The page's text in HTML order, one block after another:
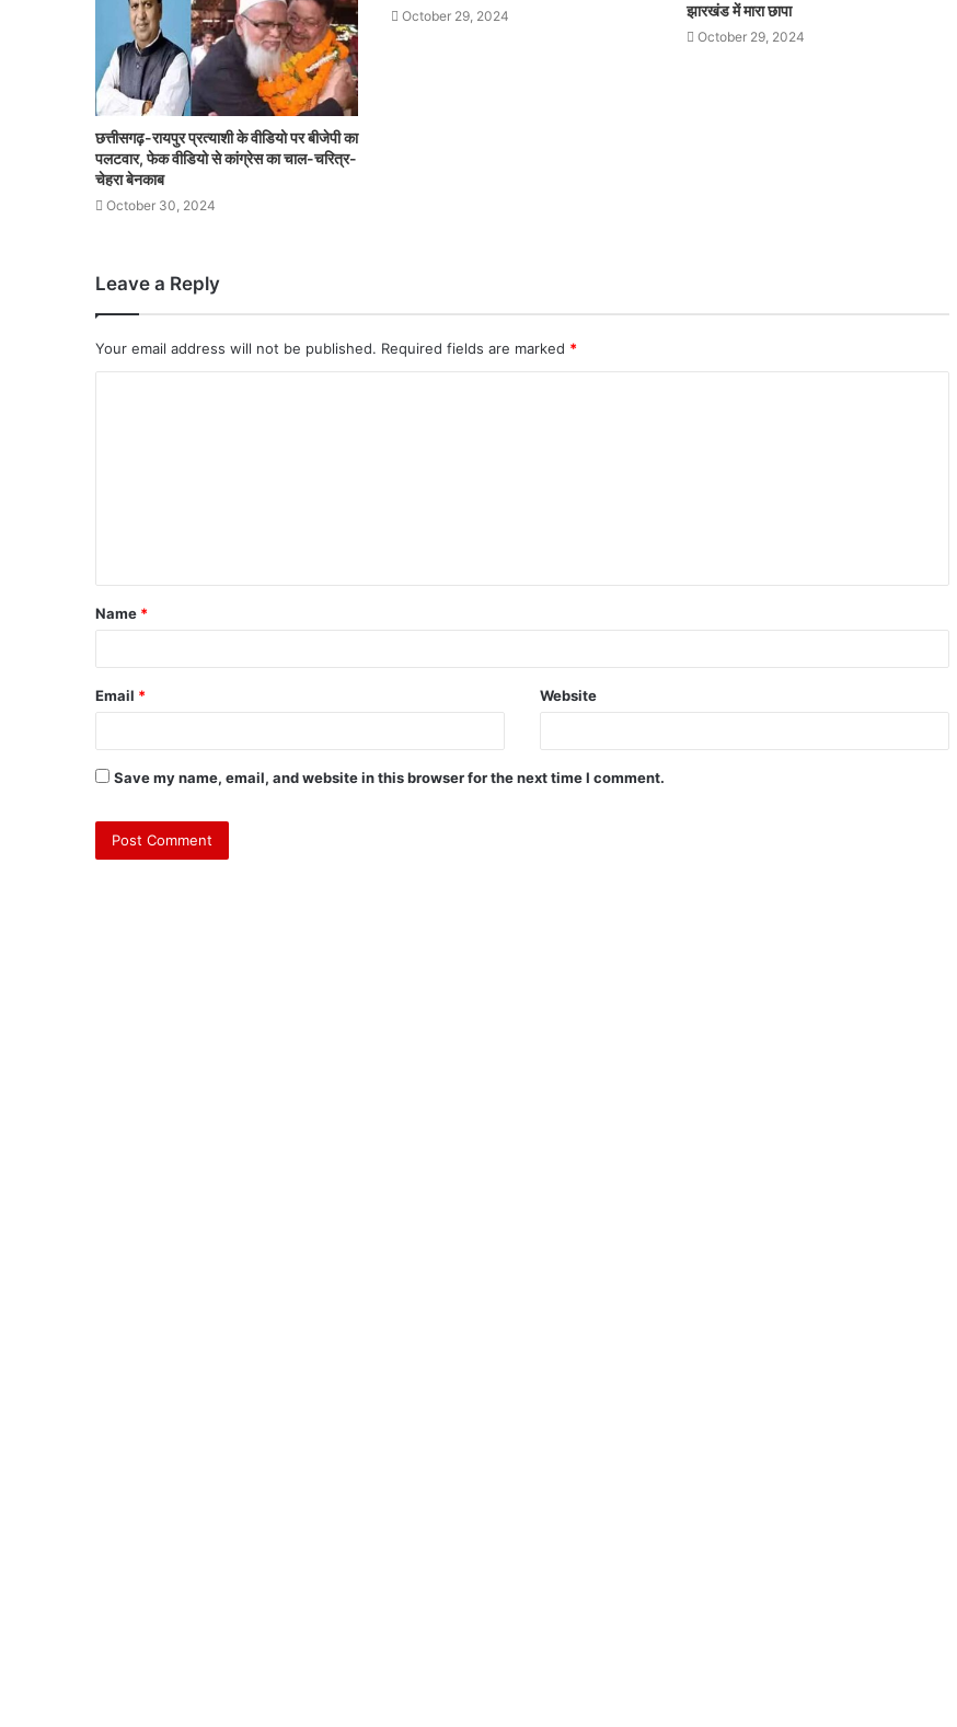
छत्तीसगढ़-रायपुर प्रत्याशी के वीडियो पर बीजेपी का
पलटवार, फेक वीडियो से कांग्रेस का चाल-चरित्र-
चेहरा बेनकाब
October 30, 2024
October 29, 2024
झारखंड में मारा छापा
October 29, 2024
Leave a Reply
Your email address will not be published. Required fields are marked *
Name *
Email * Website
Save my name, email, and website in this browser for the next time I comment.